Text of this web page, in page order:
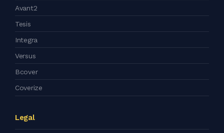
Avant2
Tesis
Integra
Versus
Bcover
Coverize
Legal